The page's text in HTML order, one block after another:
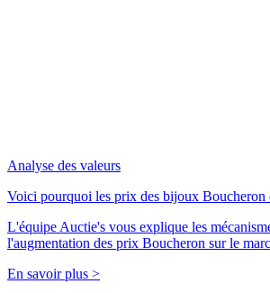
Analyse des valeurs
Voici pourquoi les prix des bijoux Boucheron
L'équipe Auctie's vous explique les
l'augmentation des prix Boucheron sur le
En savoir plus >